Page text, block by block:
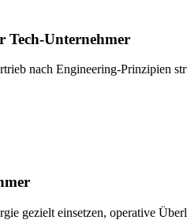
Tech-Unternehmer
nach Engineering-Prinzipien
gezielt einsetzen, operative